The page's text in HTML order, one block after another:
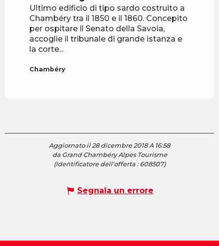
Ultimo edificio di tipo sardo costruito a
Chambéry tra il 1850 e il 1860. Concepito
per ospitare il Senato della Savoia,
accoglie il tribunale di grande istanza e
la corte...
Chambéry
Aggiornato il 28 dicembre 2018 A 16:58
da Grand Chambéry Alpes Tourisme
(Identificatore dell'offerta : 608507)
Segnala un errore